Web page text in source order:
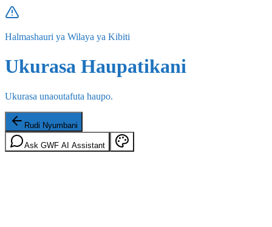
Halmashauri ya Wilaya ya Kibiti
Ukurasa Haupatikani
Ukurasa unaoutafuta haupo.
Rudi Nyumbani
Ask GWF AI Assistant